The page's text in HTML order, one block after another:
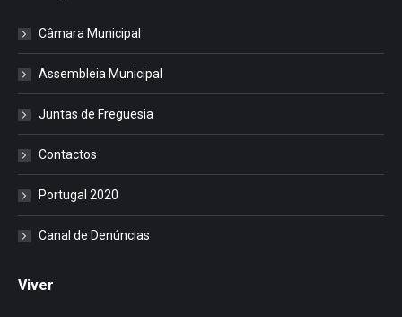
Câmara Municipal
Assembleia Municipal
Juntas de Freguesia
Contactos
Portugal 2020
Canal de Denúncias
Viver